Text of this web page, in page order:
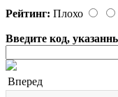
Рейтинг: Плохо
Введите код,
Вперед